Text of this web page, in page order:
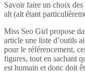
Savoir faire un choix des
alt (alt étant
Miss Seo Girl propose
article une liste d’outils
pour le référencement,
figures, tout en sachant
est humain et donc doit